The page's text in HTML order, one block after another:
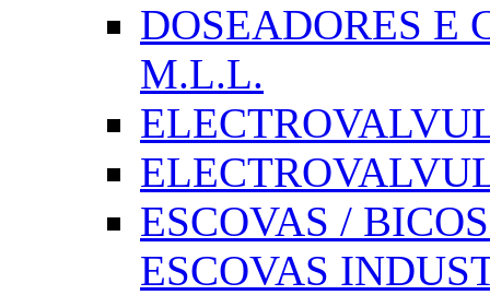
DOSEADORES E
M.L.L.
ESCOVAS /
ESCOVAS